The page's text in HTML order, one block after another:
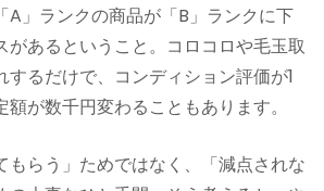
A」ランクの商品が「B」ランクに下
があるということ。コロコロや毛玉取
するだけで、コンディション評価が1
が数千円変わることもあります。
もらう」ためではなく、「減点されな